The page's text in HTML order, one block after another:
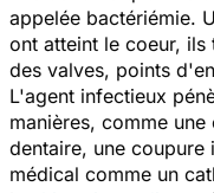
appelée bactériémie.
ont atteint le coeur, ils
des valves, points
L'agent infectieux
manières, comme
dentaire, une coupure
médical comme un